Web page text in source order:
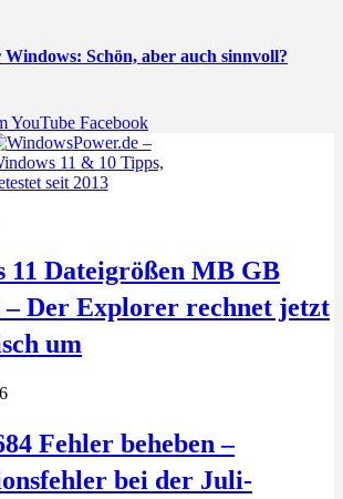
Schön, aber auch sinnvoll?
YouTube Facebook
11 Dateigrößen MB GB
– Der Explorer rechnet jetzt
um
Fehler beheben –
bei der Juli-